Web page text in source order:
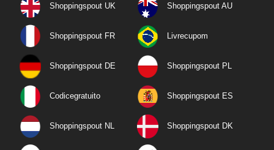
Shoppingspout UK Shoppingspout AU
Shoppingspout FR Livrecupom
Shoppingspout DE Shoppingspout PL
Codicegratuito Shoppingspout ES
Shoppingspout NL Shoppingspout DK